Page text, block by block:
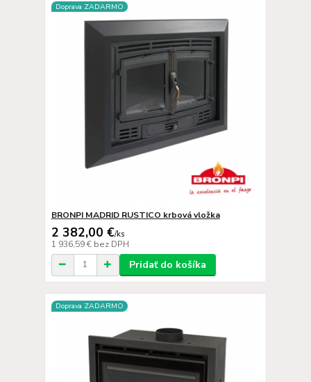
Doprava ZADARMO
BRONPI MADRID RUSTICO krbová vložka
2 382,00 €/ks
1 936,59 € bez DPH
Pridať do košíka
Doprava ZADARMO